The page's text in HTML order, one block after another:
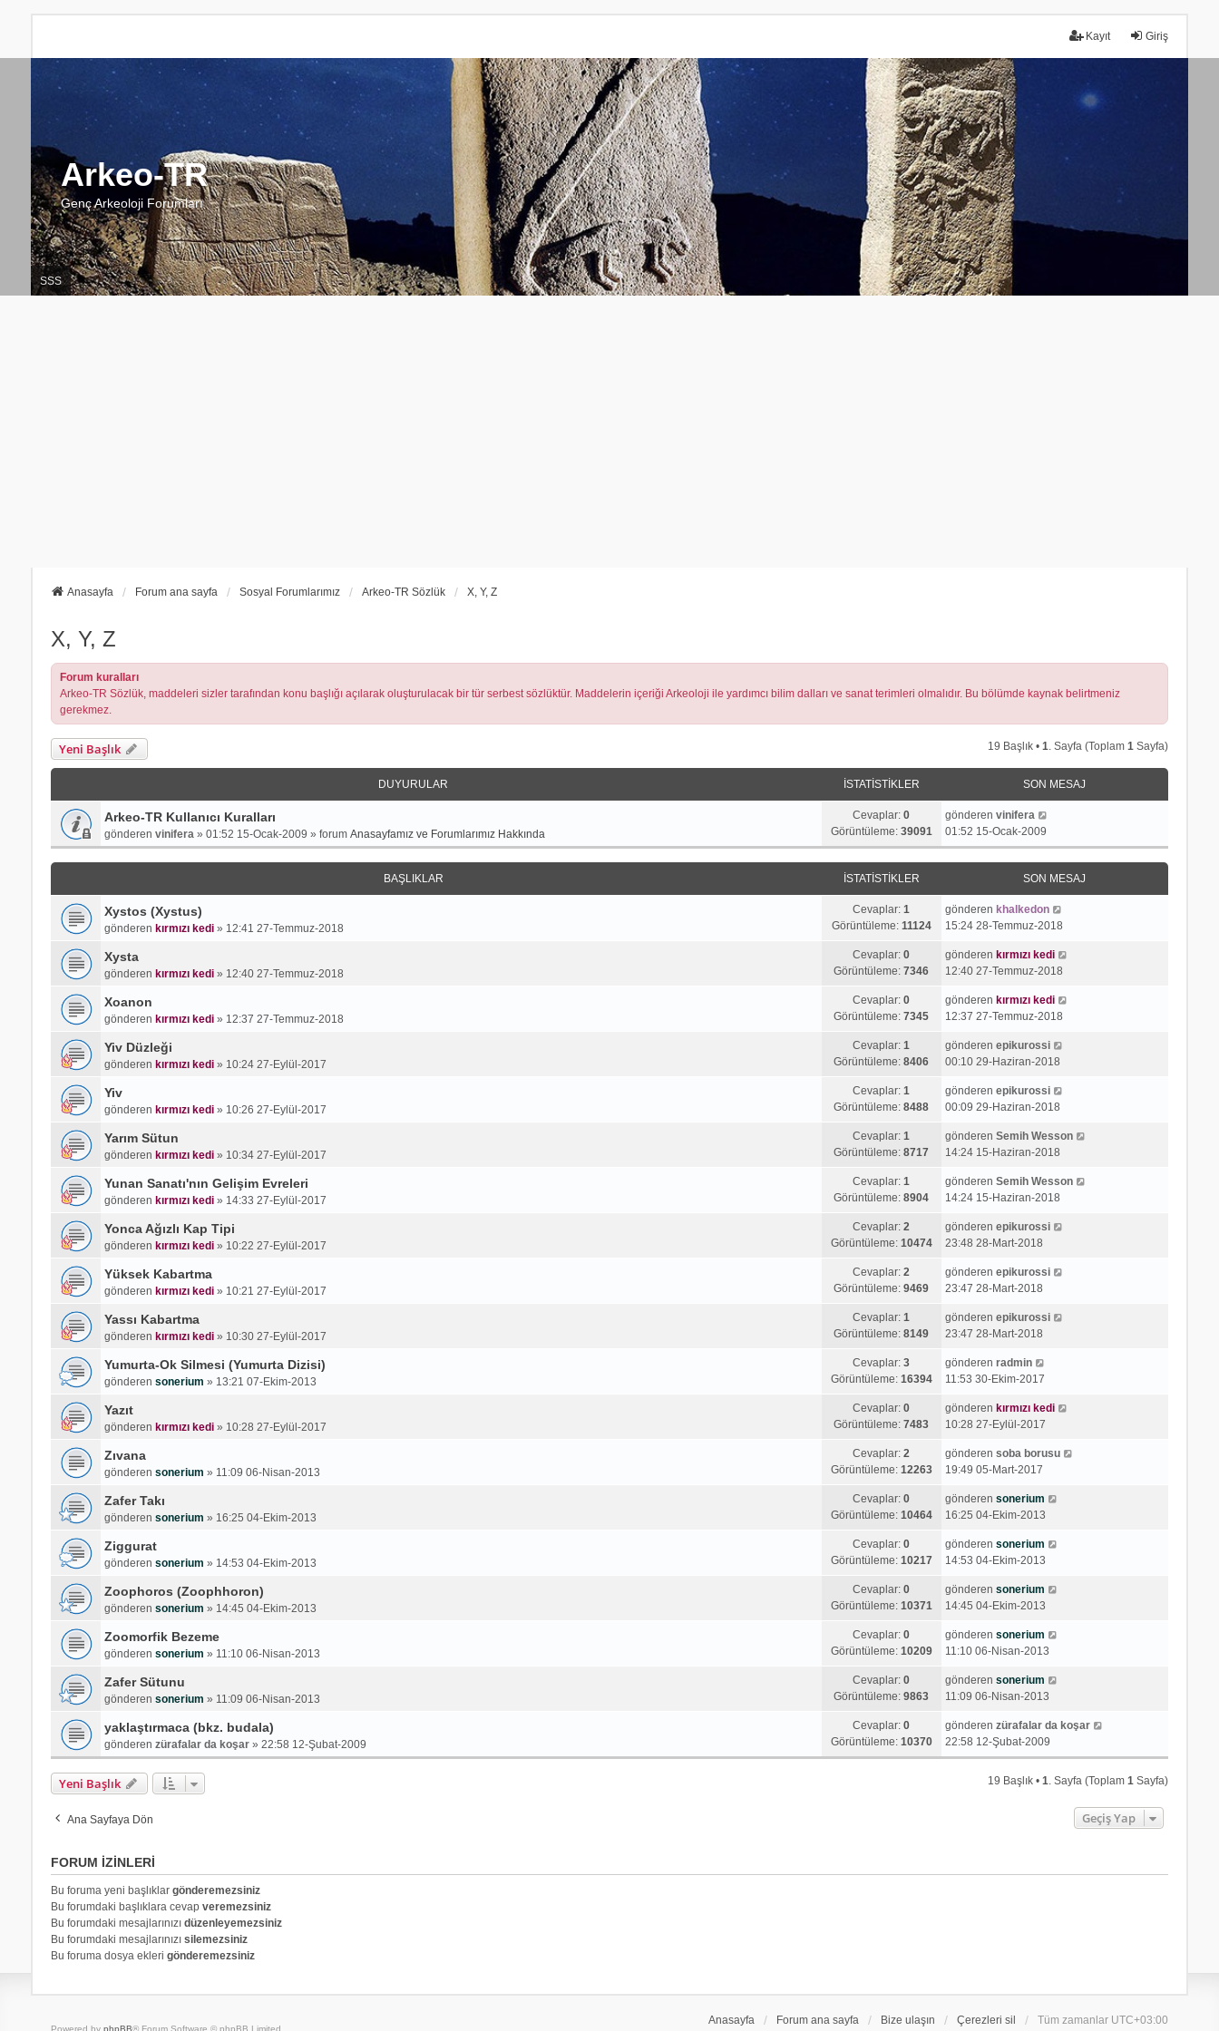
Giriş
Kayıt
Arkeo-TR
Genç Arkeoloji Forumları
SSS
Anasayfa Forum ana sayfa Sosyal Forumlarımız Arkeo-TR Sözlük X, Y, Z
X, Y, Z
Forum kuralları
Arkeo-TR Sözlük, maddeleri sizler tarafından konu başlığı açılarak oluşturulacak bir tür serbest sözlüktür. Maddelerin içeriği Arkeoloji ile yardımcı bilim dalları ve sanat terimleri olmalıdır. Bu bölümde kaynak belirtmeniz
gerekmez.
Yeni Başlık 19 Başlık •1. Sayfa (Toplam1 Sayfa)
DUYURULAR İSTATISTIKLER SON MESAJ
Arkeo-TR Kullanıcı Kuralları
gönderen vinifera» 01:52 15-Ocak-2009 » forum Anasayfamız ve Forumlarımız Hakkında
Cevaplar:0
Görüntüleme: 39091
gönderen vinifera
01:52 15-Ocak-2009
BAŞLIKLAR İSTATISTIKLER SON MESAJ
Xystos (Xystus)
gönderen kırmızı kedi» 12:41 27-Temmuz-2018
Cevaplar:1
Görüntüleme: 11124
gönderen khalkedon
15:24 28-Temmuz-2018
Xysta
gönderen kırmızı kedi» 12:40 27-Temmuz-2018
Cevaplar:0
Görüntüleme:7346
gönderen kırmızı kedi
12:40 27-Temmuz-2018
Xoanon
gönderen kırmızı kedi» 12:37 27-Temmuz-2018
Cevaplar:0
Görüntüleme:7345
gönderen kırmızı kedi
12:37 27-Temmuz-2018
Yiv Düzleği
gönderen kırmızı kedi» 10:24 27-Eylül-2017
Cevaplar:1
Görüntüleme:8406
gönderen epikurossi
00:10 29-Haziran-2018
Yiv
gönderen kırmızı kedi» 10:26 27-Eylül-2017
Cevaplar:1
Görüntüleme:8488
gönderen epikurossi
00:09 29-Haziran-2018
Yarım Sütun
gönderen kırmızı kedi» 10:34 27-Eylül-2017
Cevaplar:1
Görüntüleme:8717
gönderen Semih Wesson
14:24 15-Haziran-2018
Yunan Sanatı'nın Gelişim Evreleri
gönderen kırmızı kedi» 14:33 27-Eylül-2017
Cevaplar:1
Görüntüleme:8904
gönderen Semih Wesson
14:24 15-Haziran-2018
Yonca Ağızlı Kap Tipi
gönderen kırmızı kedi» 10:22 27-Eylül-2017
Cevaplar:2
Görüntüleme: 10474
gönderen epikurossi
23:48 28-Mart-2018
Yüksek Kabartma
gönderen kırmızı kedi» 10:21 27-Eylül-2017
Cevaplar:2
Görüntüleme:9469
gönderen epikurossi
23:47 28-Mart-2018
Yassı Kabartma
gönderen kırmızı kedi» 10:30 27-Eylül-2017
Cevaplar:1
Görüntüleme:8149
gönderen epikurossi
23:47 28-Mart-2018
Yumurta-Ok Silmesi (Yumurta Dizisi)
gönderen sonerium » 13:21 07-Ekim-2013
Cevaplar:3
Görüntüleme: 16394
gönderen radmin
11:53 30-Ekim-2017
Yazıt
gönderen kırmızı kedi» 10:28 27-Eylül-2017
Cevaplar:0
Görüntüleme:7483
gönderen kırmızı kedi
10:28 27-Eylül-2017
Zıvana
gönderen sonerium » 11:09 06-Nisan-2013
Cevaplar:2
Görüntüleme: 12263
gönderen soba borusu
19:49 05-Mart-2017
Zafer Takı
gönderen sonerium » 16:25 04-Ekim-2013
Cevaplar:0
Görüntüleme: 10464
gönderen sonerium
16:25 04-Ekim-2013
Ziggurat
gönderen sonerium » 14:53 04-Ekim-2013
Cevaplar:0
Görüntüleme: 10217
gönderen sonerium
14:53 04-Ekim-2013
Zoophoros (Zoophhoron)
gönderen sonerium » 14:45 04-Ekim-2013
Cevaplar:0
Görüntüleme: 10371
gönderen sonerium
14:45 04-Ekim-2013
Zoomorfik Bezeme
gönderen sonerium » 11:10 06-Nisan-2013
Cevaplar:0
Görüntüleme: 10209
gönderen sonerium
11:10 06-Nisan-2013
Zafer Sütunu
gönderen sonerium » 11:09 06-Nisan-2013
Cevaplar:0
Görüntüleme:9863
gönderen sonerium
11:09 06-Nisan-2013
yaklaştırmaca (bkz. budala)
gönderen zürafalar da koşar» 22:58 12-Şubat-2009
Cevaplar:0
Görüntüleme: 10370
gönderen zürafalar da koşar
22:58 12-Şubat-2009
Yeni Başlık 19 Başlık •1. Sayfa (Toplam1 Sayfa)
Ana Sayfaya Dön Geçiş Yap
FORUM IZINLERI
Bu foruma yeni başlıklar gönderemezsiniz
Bu forumdaki başlıklara cevap veremezsiniz
Bu forumdaki mesajlarınızı düzenleyemezsiniz
Bu forumdaki mesajlarınızı silemezsiniz
Bu foruma dosya ekleri gönderemezsiniz
Anasayfa Forum ana sayfa Bize ulaşın Çerezleri sil Tüm zamanlar UTC+03:00
Powered by phpBB® Forum Software © phpBB Limited